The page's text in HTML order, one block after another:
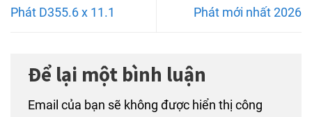
Phát D355.6 x 11.1
Phát mới nhất 2026
Để lại một bình luận
Email của bạn sẽ không được hiển thị công